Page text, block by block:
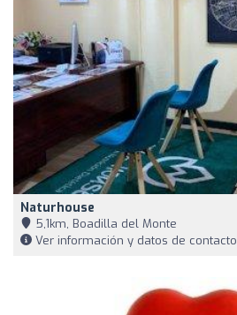
Naturhouse
5,1km, Boadilla del Monte
Ver información y datos de contacto